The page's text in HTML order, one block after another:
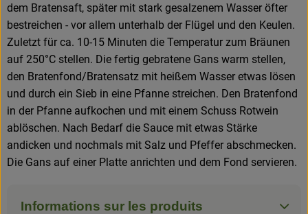
dem Bratensaft, später mit stark gesalzenem Wasser öfter
bestreichen - vor allem unterhalb der Flügel und den Keulen.
Zuletzt für ca. 10-15 Minuten die Temperatur zum Bräunen
auf 250°C stellen. Die fertig gebratene Gans warm stellen,
den Bratenfond/Bratensatz mit heißem Wasser etwas lösen
und durch ein Sieb in eine Pfanne streichen. Den Bratenfond
in der Pfanne aufkochen und mit einem Schuss Rotwein
ablöschen. Nach Bedarf die Sauce mit etwas Stärke
andicken und nochmals mit Salz und Pfeffer abschmecken.
Die Gans auf einer Platte anrichten und dem Fond servieren.
Informations sur les produits